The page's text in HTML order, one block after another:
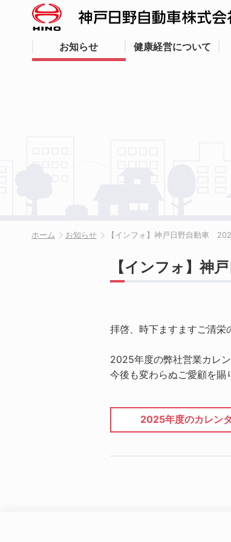
お知らせ 健康経営について
ホーム お知らせ 【インフォ】神戸日野自動車
【インフォ】神
拝啓、時下ますますご清栄
2025年度の弊社営業カレ
今後も変わらぬご愛顧を賜
2025年度のカレン